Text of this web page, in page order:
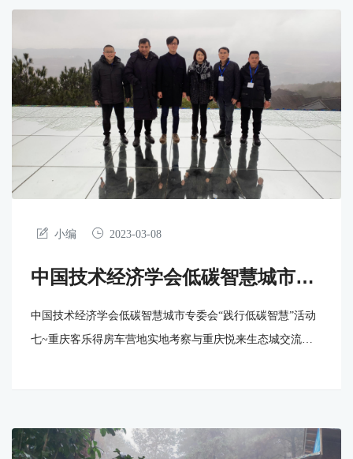
小编 2023-03-08
中国技术经济学会低碳智慧城市专
委会“践行低碳智慧”活动七~重庆
客乐得房车营地实地考察与重庆悦
中国技术经济学会低碳智慧城市专委会“践行低碳智慧”活动
七~重庆客乐得房车营地实地考察与重庆悦来生态城交流活